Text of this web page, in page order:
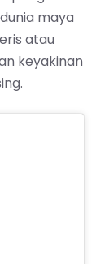
maya
atau
keyakinan